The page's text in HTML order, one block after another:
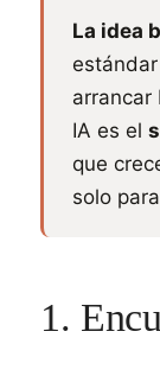
La idea
arrancar
IA es el
que
solo
1.